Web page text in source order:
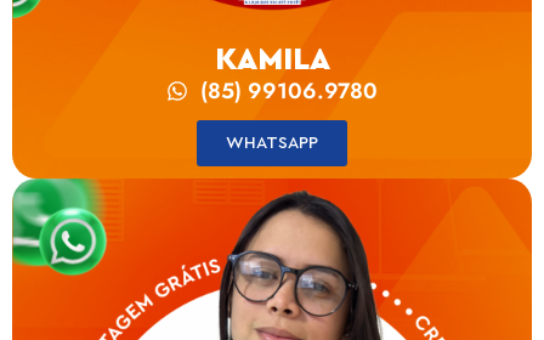
KAMILA
(85) 99106.9780
WHATSAPP